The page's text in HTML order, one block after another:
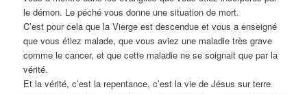
le démon. Le péché vous donne une situation de mort.
C’est pour cela que la Vierge est descendue et vous a enseigné
que vous étiez malade, que vous aviez une maladie très grave
comme le cancer, et que cette maladie ne se soignait que par la
vérité.
Et la vérité, c’est la repentance, c’est la vie de Jésus sur terre